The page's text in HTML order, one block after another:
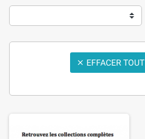
 EFFACER TOUT